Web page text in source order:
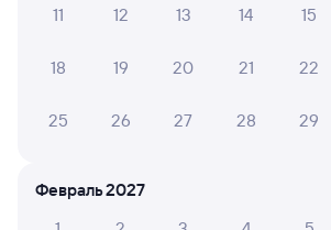
Железнодорожные билеты до
11 12 13 14 15
18 19 20 21 22
25 26 27 28 29
Февраль 2027